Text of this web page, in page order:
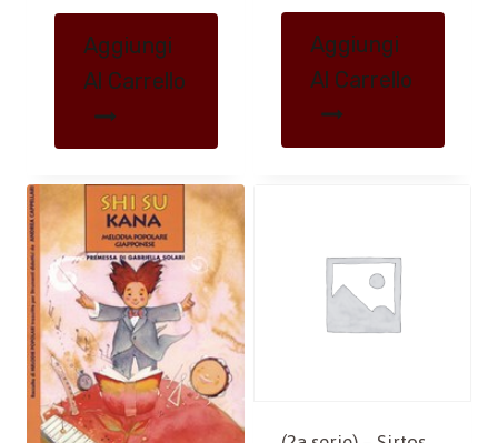
Aggiungi
Al Carrello
Aggiungi
Al Carrello